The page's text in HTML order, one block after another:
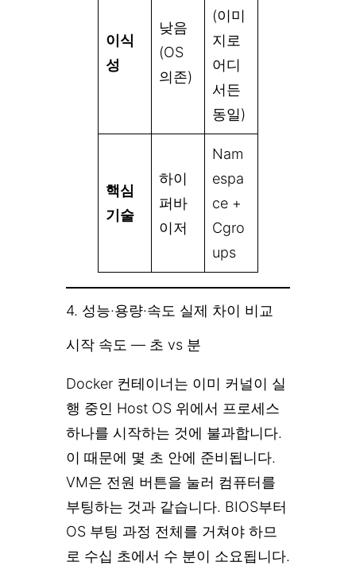
이식
성
낮음
(OS
의존)
(이미
지로
어디
서든
동일)
핵심
기술
하이
퍼바
이저
Nam
espa
ce +
Cgro
ups
4. 성능·용량·속도 실제 차이 비교
시작 속도 — 초 vs 분
Docker 컨테이너는 이미 커널이 실
행 중인 Host OS 위에서 프로세스
하나를 시작하는 것에 불과합니다.
이 때문에 몇 초 안에 준비됩니다.
VM은 전원 버튼을 눌러 컴퓨터를
부팅하는 것과 같습니다. BIOS부터
OS 부팅 과정 전체를 거쳐야 하므
로 수십 초에서 수 분이 소요됩니다.